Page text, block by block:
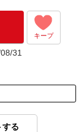
キープ
31
する